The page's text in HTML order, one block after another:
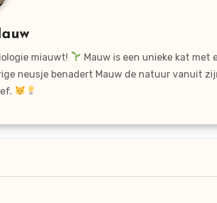
miauwt!
Mauw is een unieke kat met
neusje benadert Mauw de natuur vanuit